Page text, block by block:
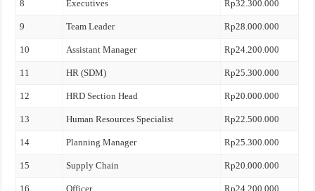
8 Executives Rp32.300.000
9 Team Leader Rp28.000.000
10 Assistant Manager Rp24.200.000
11 HR (SDM) Rp25.300.000
12 HRD Section Head Rp20.000.000
13 Human Resources Specialist Rp22.500.000
14 Planning Manager Rp25.300.000
15 Supply Chain Rp20.000.000
16 Officer Rp24.200.000